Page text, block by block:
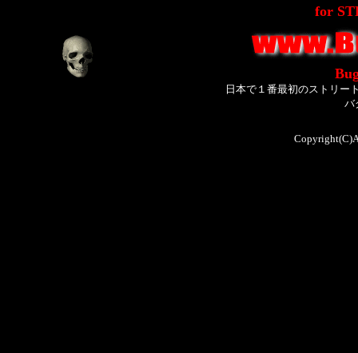
for
日本で１番最初のストリー
バ